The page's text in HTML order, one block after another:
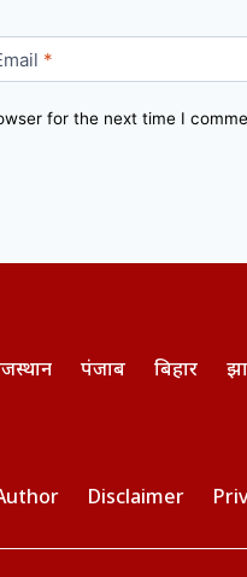
*
for the next time I
पंजाब बिहार
Disclaimer